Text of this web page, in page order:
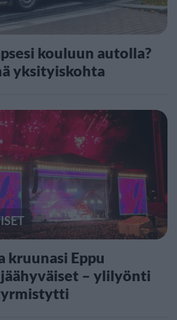
kouluun autolla?
yksityiskohta
kruunasi Eppu
– ylilyönti